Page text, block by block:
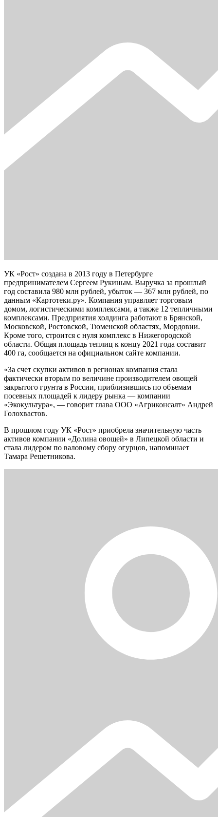
УК «Рост» создана в 2013 году в Петербурге
предпринимателем Сергеем Рукиным. Выручка за прошлый
год составила 980 млн рублей, убыток — 367 млн рублей, по
данным «Картотеки.ру». Компания управляет торговым
домом, логистическими комплексами, а также 12 тепличными
комплексами. Предприятия холдинга работают в Брянской,
Московской, Ростовской, Тюменской областях, Мордовии.
Кроме того, строится с нуля комплекс в Нижегородской
области. Общая площадь теплиц к концу 2021 года составит
400 га, сообщается на официальном сайте компании.
«За счет скупки активов в регионах компания стала
фактически вторым по величине производителем овощей
закрытого грунта в России, приблизившись по объемам
посевных площадей к лидеру рынка — компании
«Экокультура», — говорит глава ООО «Агриконсалт» Андрей
Голохвастов.
В прошлом году УК «Рост» приобрела значительную часть
активов компании «Долина овощей» в Липецкой области и
стала лидером по валовому сбору огурцов, напоминает
Тамара Решетникова.